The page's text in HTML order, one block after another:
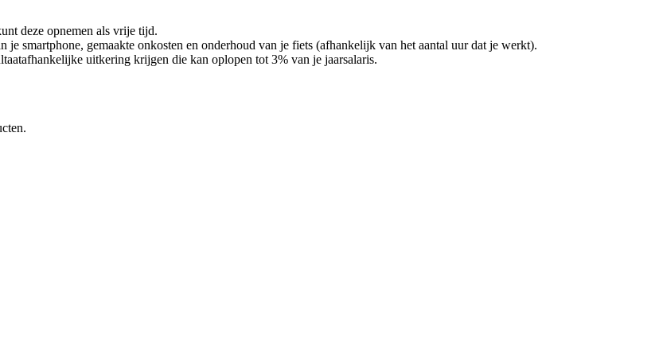
deze opnemen als vrije tijd.
smartphone, gemaakte onkosten en onderhoud van je fiets (afhankelijk van het aantal uur dat je werkt).
uitkering krijgen die kan oplopen tot 3% van je jaarsalaris.